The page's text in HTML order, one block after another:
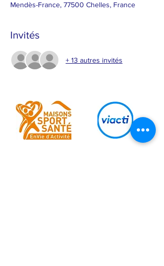
Mendès-France, 77500 Chelles, France
Invités
+ 13 autres invités